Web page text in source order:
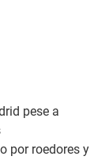
pese a
por roedores y